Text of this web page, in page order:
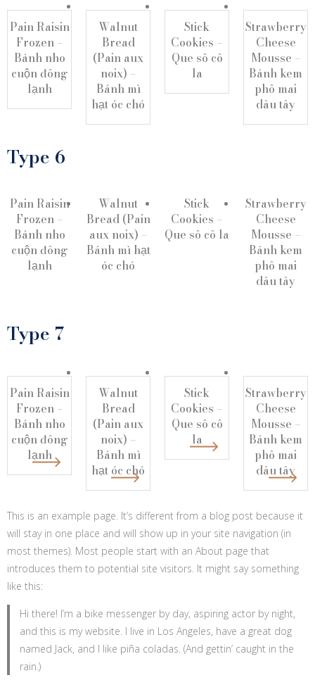
Pain Raisin
Frozen –
Bánh nho
cuộn đông
lạnh
Walnut
Bread
(Pain aux
noix) –
Bánh mì
hạt óc chó
Stick
Cookies –
Que sô cô
la
Strawberry
Cheese
Mousse –
Bánh kem
phô mai
dâu tây
Type 6
Pain Raisin
Frozen –
Bánh nho
cuộn đông
lạnh
Walnut
Bread (Pain
aux noix) –
Bánh mì hạt
óc chó
Stick
Cookies –
Que sô cô la
Strawberry
Cheese
Mousse –
Bánh kem
phô mai
dâu tây
Type 7
Pain Raisin
Frozen –
Bánh nho
cuộn đông
lạnh
Walnut
Bread
(Pain aux
noix) –
Bánh mì
hạt óc chó
Stick
Cookies –
Que sô cô
la
Strawberry
Cheese
Mousse –
Bánh kem
phô mai
dâu tây
This is an example page. It’s different from a blog post because it
will stay in one place and will show up in your site navigation (in
most themes). Most people start with an About page that
introduces them to potential site visitors. It might say something
like this:
Hi there! I’m a bike messenger by day, aspiring actor by night,
and this is my website. I live in Los Angeles, have a great dog
named Jack, and I like piña coladas. (And gettin’ caught in the
rain.)